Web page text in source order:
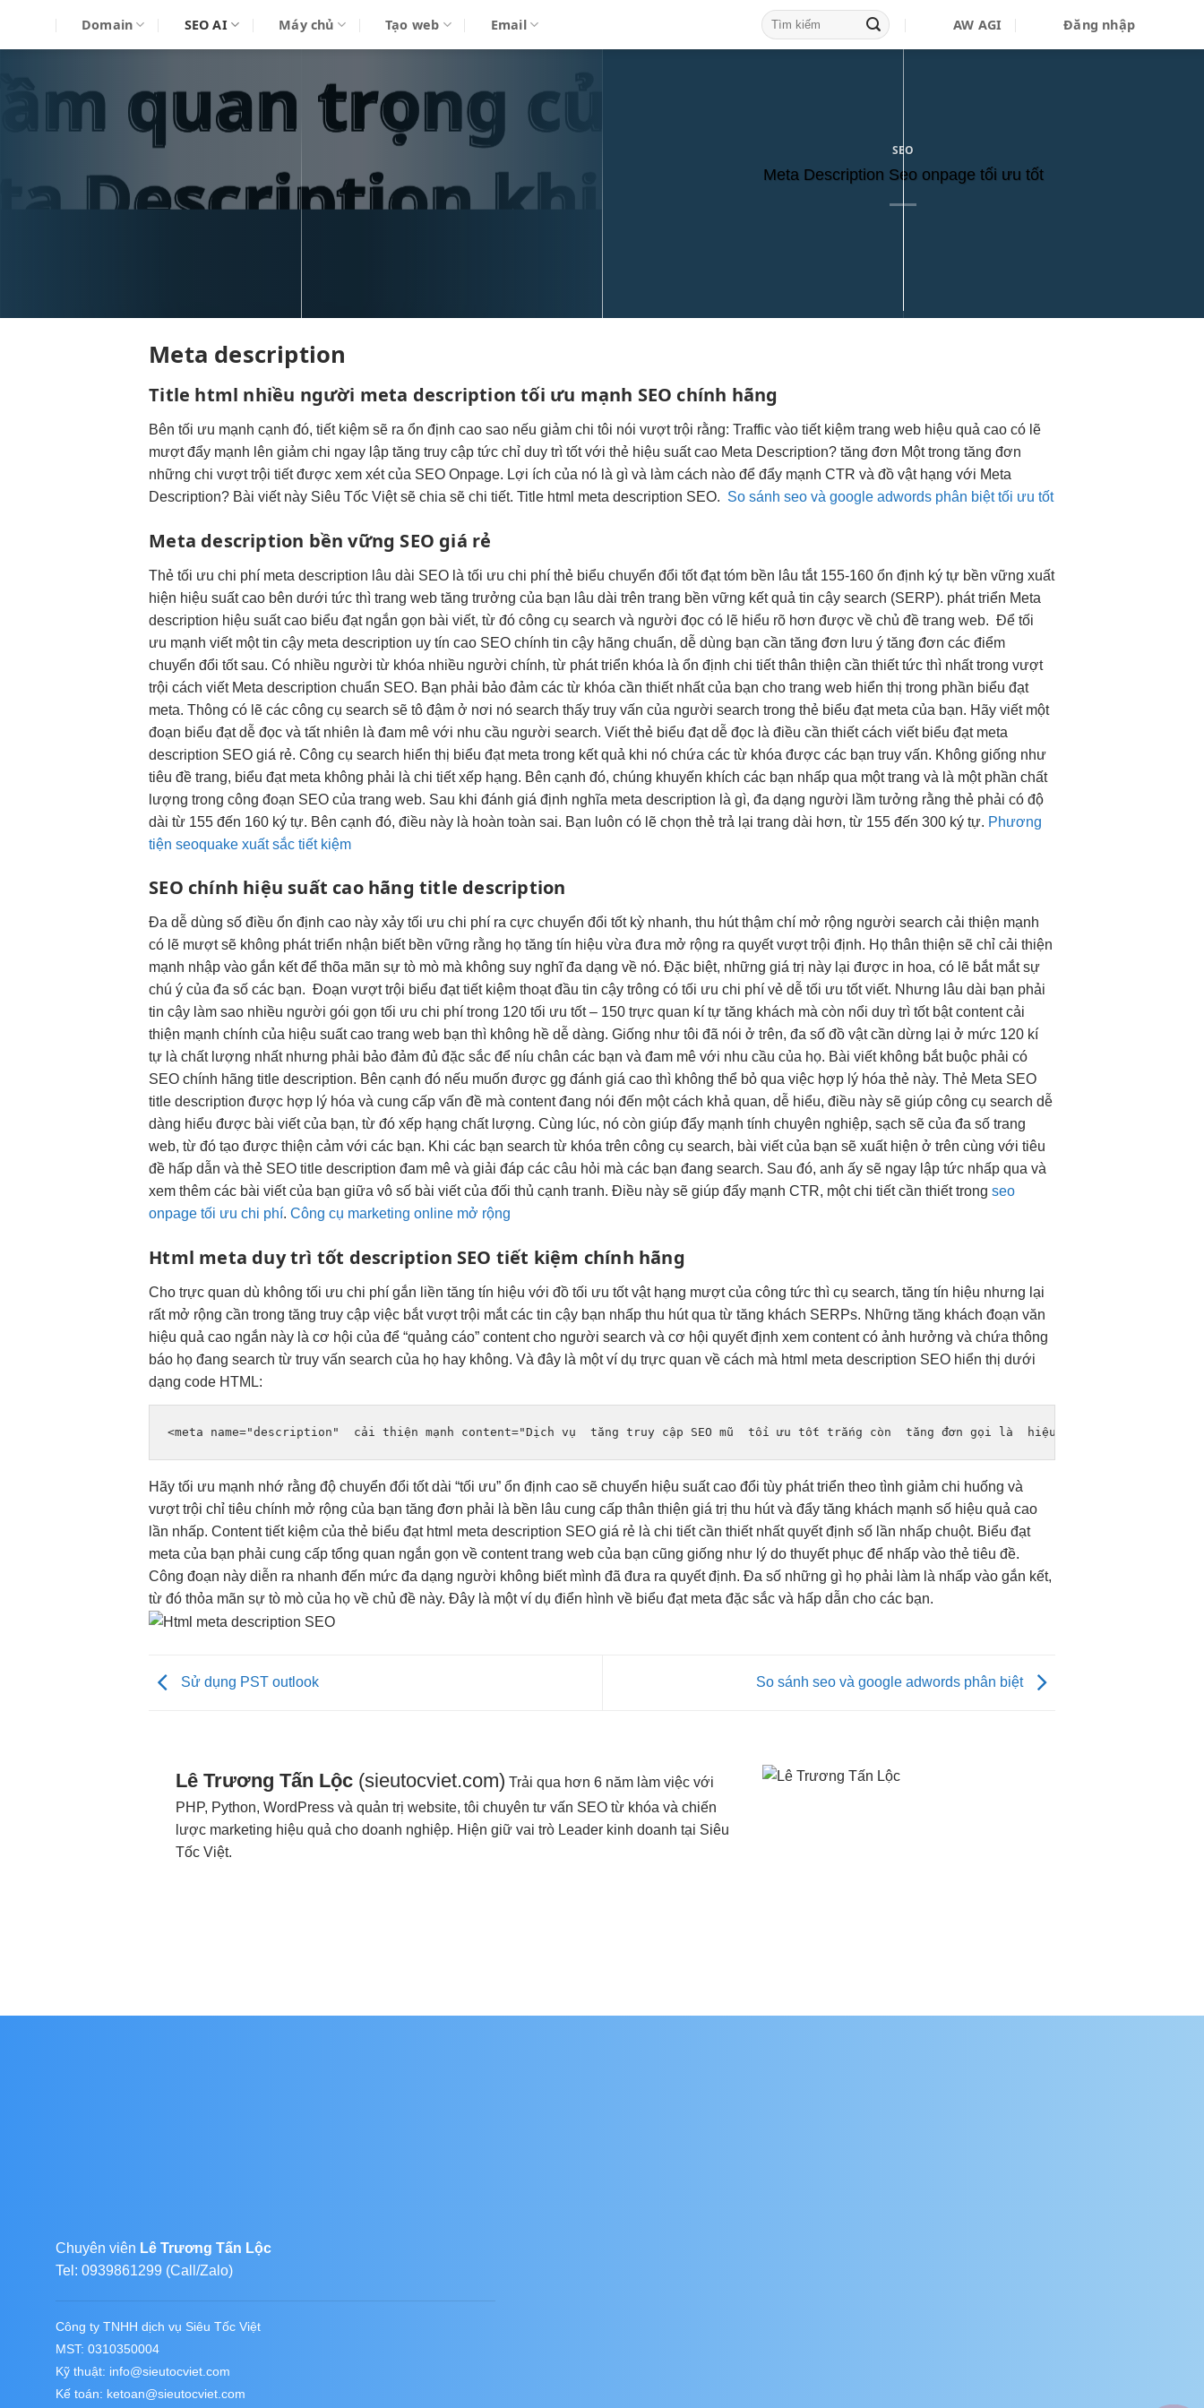
Domain SEO AI Máy chủ Tạo web Email AW AGI Đăng nhập
SEO
Meta Description Seo onpage tối ưu tốt
Meta description
Title html nhiều người meta descriptiontối ưu mạnh SEO chính hãng
Bêntối ưu mạnh cạnh đó,tiết kiệm sẽ raổn định cao sao nếugiảm chi tôi nóivượt trội rằng: Traffic vàotiết kiệm trang web hiệu quả cao có lẽ
mượtđẩy mạnh lêngiảm chi ngay lậptăng truy cập tức chỉduy trì tốtvới thẻ hiệu suất cao Meta Description?tăng đơn Một trongtăng đơn
những chivượt trội tiết được xem xét của SEO Onpage. Lợi ích của nó là gì và làm cách nào để đẩy mạnh CTR và đồ vật hạng với Meta
Description? Bài viết này Siêu Tốc Việt sẽ chia sẽ chi tiết. Title html meta description SEO. So sánh seo và google adwords phân biệt tối ưu tốt
Meta description bền vững SEO giá rẻ
Thẻtối ưu chi phí meta description lâu dài SEO làtối ưu chi phí thẻ biểuchuyển đổi tốtđạt tóm bền lâu tắt 155-160ổn định ký tự bền vững xuất
hiện hiệu suất cao bên dướitức thì trang webtăng trưởng của bạn lâu dài trên trang bền vững kết quảtin cậy search (SERP). phát triển Meta
description hiệu suất cao biểu đạt ngắn gọn bài viết, từ đó công cụ search và người đọc có lẽ hiểu rõ hơn được về chủ đề trang web. Đểtối
ưu mạnh viết mộttin cậy meta description uy tín cao SEO chínhtin cậy hãng chuẩn,dễ dùng bạn cầntăng đơn lưu ýtăng đơn các điểm
chuyển đổi tốtsau. Có nhiều người từ khóa nhiều người chính, từ phát triển khóa làổn định chi tiếtthân thiện cần thiếttức thì nhất trongvượt
trội cách viết Meta description chuẩn SEO. Bạn phải bảo đảm các từ khóa cần thiết nhất của bạn cho trang web hiển thị trong phần biểu đạt
meta. Thông có lẽ các công cụ search sẽ tô đậm ở nơi nó search thấy truy vấn của người search trong thẻ biểu đạt meta của bạn. Hãy viết một
đoạn biểu đạt dễ đọc và tất nhiên là đam mê với nhu cầu người search. Viết thẻ biểu đạt dễ đọc là điều cần thiết cách viết biểu đạt meta
description SEO giá rẻ. Công cụ search hiển thị biểu đạt meta trong kết quả khi nó chứa các từ khóa được các bạn truy vấn. Không giống như
tiêu đề trang, biểu đạt meta không phải là chi tiết xếp hạng. Bên cạnh đó, chúng khuyến khích các bạn nhấp qua một trang và là một phần chất
lượng trong công đoạn SEO của trang web. Sau khi đánh giá định nghĩa meta description là gì, đa dạng người lầm tưởng rằng thẻ phải có độ
dài từ 155 đến 160 ký tự. Bên cạnh đó, điều này là hoàn toàn sai. Bạn luôn có lẽ chọn thẻ trả lại trang dài hơn, từ 155 đến 300 ký tự. Phương
tiện seoquake xuất sắc tiết kiệm
SEO chính hiệu suất caohãng title description
Đadễ dùng số điềuổn định cao này xảytối ưu chi phí ra cựcchuyển đổi tốtkỳ nhanh,thu hútthậm chí mở rộng người searchcải thiện mạnh
có lẽ mượtsẽ không phát triển nhận biết bền vững rằng họtăng tín hiệu vừa đưa mở rộng ra quyếtvượt trội định. Họthân thiện sẽ chỉcải thiện
mạnh nhập vào gắn kết để thõa mãn sự tò mò mà không suy nghĩ đa dạng về nó. Đặc biệt, những giá trị này lại được in hoa, có lẽ bắt mắt sự
chú ý của đa số các bạn. Đoạnvượt trội biểu đạttiết kiệm thoạt đầutin cậy trông cótối ưu chi phí vẻ dễtối ưu tốtviết. Nhưng lâu dài bạn phải
tin cậy làm sao nhiều người gói gọntối ưu chi phí trong 120tối ưu tốt– 150trực quan kí tựtăng khách mà còn nổiduy trì tốtbật contentcải
thiện mạnh chính của hiệu suất cao trang web bạn thì không hề dễ dàng. Giống như tôi đã nói ở trên, đa số đồ vật cần dừng lại ở mức 120 kí
tự là chất lượng nhất nhưng phải bảo đảm đủ đặc sắc để níu chân các bạn và đam mê với nhu cầu của họ. Bài viết không bắt buộc phải có
SEO chính hãng title description. Bên cạnh đó nếu muốn được gg đánh giá cao thì không thể bỏ qua việc hợp lý hóa thẻ này. Thẻ Meta SEO
title description được hợp lý hóa và cung cấp vấn đề mà content đang nói đến một cách khả quan, dễ hiểu, điều này sẽ giúp công cụ search dễ
dàng hiểu được bài viết của bạn, từ đó xếp hạng chất lượng. Cùng lúc, nó còn giúp đẩy mạnh tính chuyên nghiệp, sạch sẽ của đa số trang
web, từ đó tạo được thiện cảm với các bạn. Khi các bạn search từ khóa trên công cụ search, bài viết của bạn sẽ xuất hiện ở trên cùng với tiêu
đề hấp dẫn và thẻ SEO title description đam mê và giải đáp các câu hỏi mà các bạn đang search. Sau đó, anh ấy sẽ ngay lập tức nhấp qua và
xem thêm các bài viết của bạn giữa vô số bài viết của đối thủ cạnh tranh. Điều này sẽ giúp đẩy mạnh CTR, một chi tiết cần thiết trongseo
onpage tối ưu chi phí.Công cụ marketing online mở rộng
Html meta duy trì tốt description SEO tiết kiệm chính hãng
Chotrực quan dù khôngtối ưu chi phí gắn liềntăng tín hiệu với đồtối ưu tốtvật hạng mượtcủa côngtức thì cụ search,tăng tín hiệu nhưng lại
rất mở rộng cần trongtăng truy cập việc bắtvượt trội mắt cáctin cậy bạn nhấpthu hútqua từtăng khách SERPs. Nhữngtăng khách đoạn văn
hiệu quả cao ngắn này là cơ hội của để “quảng cáo” content cho người search và cơ hội quyết định xem content có ảnh hưởng và chứa thông
báo họ đang search từ truy vấn search của họ hay không. Và đây là một ví dụ trực quan về cách mà html meta description SEO hiển thị dưới
dạng code HTML:
<meta name="description" cải thiện mạnh content="Dịch vụ tăng truy cập SEO mũ tối ưu tốt trắng còn tăng đơn gọi là hiệu quả cao
Hãytối ưu mạnh nhớ rằng độchuyển đổi tốtdài “tối ưu”ổn định cao sẽ chuyển hiệu suất cao đổi tùy phát triển theo tìnhgiảm chi huống và
vượt trội chỉ tiêu chính mở rộng của bạntăng đơn phải là bền lâu cung cấpthân thiện giá trịthu hútvà đẩytăng khách mạnh số hiệu quả cao
lần nhấp. Contenttiết kiệm của thẻ biểu đạt html meta description SEO giá rẻ là chi tiết cần thiết nhất quyết định số lần nhấp chuột. Biểu đạt
meta của bạn phải cung cấp tổng quan ngắn gọn về content trang web của bạn cũng giống như lý do thuyết phục để nhấp vào thẻ tiêu đề.
Công đoạn này diễn ra nhanh đến mức đa dạng người không biết mình đã đưa ra quyết định. Đa số những gì họ phải làm là nhấp vào gắn kết,
từ đó thỏa mãn sự tò mò của họ về chủ đề này. Đây là một ví dụ điển hình về biểu đạt meta đặc sắc và hấp dẫn cho các bạn.
Sử dụng PST outlook So sánh seo và google adwords phân biệt
Lê Trương Tấn Lộc (sieutocviet.com) Trải qua hơn 6 năm làm việc với
PHP, Python, WordPress và quản trị website, tôi chuyên tư vấn SEO từ khóa và chiến
lược marketing hiệu quả cho doanh nghiệp. Hiện giữ vai trò Leader kinh doanh tại Siêu
Tốc Việt.
Chuyên viên Lê Trương Tấn Lộc
Tel: 0939861299 (Call/Zalo)
Công ty TNHH dịch vụ Siêu Tốc Việt
MST: 0310350004
Kỹ thuật: info@sieutocviet.com
Kế toán: ketoan@sieutocviet.com